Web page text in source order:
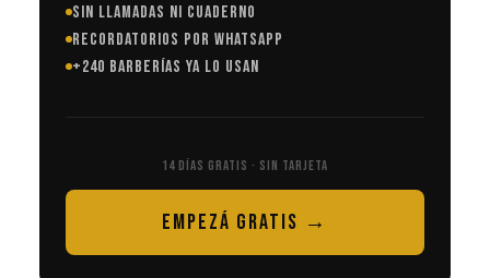
SIN LLAMADAS NI CUADERNO
RECORDATORIOS POR WHATSAPP
+240 BARBERÍAS YA LO USAN
14 DÍAS GRATIS · SIN TARJETA
EMPEZÁ GRATIS →